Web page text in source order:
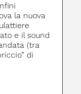
la nuova
e il sound
(tra
di